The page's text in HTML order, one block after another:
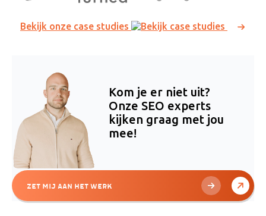
Bekijk onze case studies
Kom je er niet uit?
Onze SEO experts
kijken graag met jou
mee!
Zet mij aan het werk